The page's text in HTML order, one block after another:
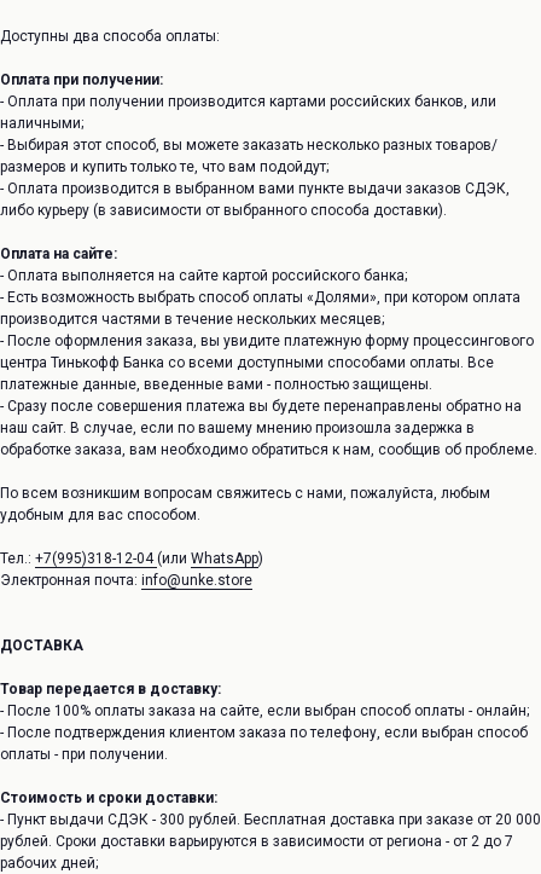
Доступны два способа оплаты:
Оплата при получении:
- Оплата при получении производится картами российских банков, или
наличными;
- Выбирая этот способ, вы можете заказать несколько разных товаров/
размеров и купить только те, что вам подойдут;
- Оплата производится в выбранном вами пункте выдачи заказов СДЭК,
либо курьеру (в зависимости от выбранного способа доставки).
Оплата на сайте:
- Оплата выполняется на сайте картой российского банка;
- Есть возможность выбрать способ оплаты «Долями», при котором оплата
производится частями в течение нескольких месяцев;
- После оформления заказа, вы увидите платежную форму процессингового
центра Тинькофф Банка со всеми доступными способами оплаты. Все
платежные данные, введенные вами - полностью защищены.
- Сразу после совершения платежа вы будете перенаправлены обратно на
наш сайт. В случае, если по вашему мнению произошла задержка в
обработке заказа, вам необходимо обратиться к нам, сообщив об проблеме.
По всем возникшим вопросам свяжитесь с нами, пожалуйста, любым
удобным для вас способом.
Тел.: +7(995)318-12-04(или WhatsApp)
Электронная почта: info@unke.store
ДОСТАВКА
Товар передается в доставку:
- После 100% оплаты заказа на сайте, если выбран способ оплаты - онлайн;
- После подтверждения клиентом заказа по телефону, если выбран способ
оплаты - при получении.
Стоимость и сроки доставки:
- Пункт выдачи СДЭК - 300 рублей. Бесплатная доставка при заказе от 20 000
рублей. Сроки доставки варьируются в зависимости от региона - от 2 до 7
рабочих дней;